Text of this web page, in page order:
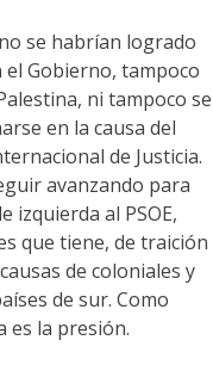
se habrían logrado
el Gobierno, tampoco
ni tampoco se
en la causa del
de Justicia.
avanzando para
izquierda al PSOE,
que tiene, de traición
de coloniales y
de sur. Como
es la presión.